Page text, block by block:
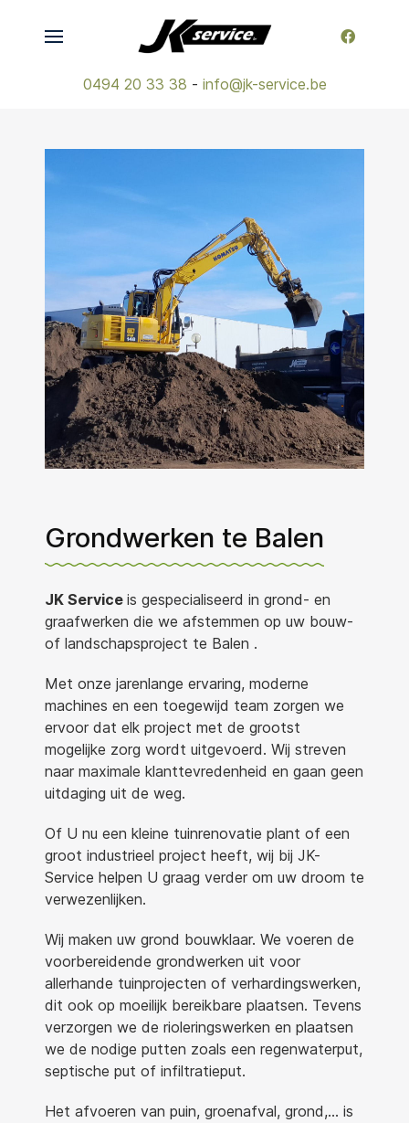
0494 20 33 38 - info@jk-service.be
Grondwerken te Balen
JK Service is gespecialiseerd in grond- en
graafwerken die we afstemmen op uw bouw-
of landschapsproject te Balen .
Met onze jarenlange ervaring, moderne
machines en een toegewijd team zorgen we
ervoor dat elk project met de grootst
mogelijke zorg wordt uitgevoerd. Wij streven
naar maximale klanttevredenheid en gaan geen
uitdaging uit de weg.
Of U nu een kleine tuinrenovatie plant of een
groot industrieel project heeft, wij bij JK-
Service helpen U graag verder om uw droom te
verwezenlijken.
Wij maken uw grond bouwklaar. We voeren de
voorbereidende grondwerken uit voor
allerhande tuinprojecten of verhardingswerken,
dit ook op moeilijk bereikbare plaatsen. Tevens
verzorgen we de rioleringswerken en plaatsen
we de nodige putten zoals een regenwaterput,
septische put of infiltratieput.
Het afvoeren van puin, groenafval, grond,… is